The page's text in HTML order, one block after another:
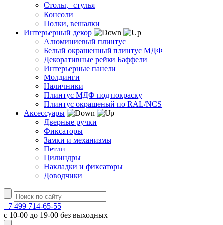
Столы, стулья
Консоли
Полки, вешалки
Интерьерный декор
Алюминиевый плинтус
Белый окрашенный плинтус МДФ
Декоративные рейки Баффели
Интерьерные панели
Молдинги
Наличники
Плинтус МДФ под покраску
Плинтус окрашеный по RAL/NCS
Аксессуары
Дверные ручки
Фиксаторы
Замки и механизмы
Петли
Цилиндры
Накладки и фиксаторы
Доводчики
+7 499 714-65-55
с 10-00 до 19-00 без выходных